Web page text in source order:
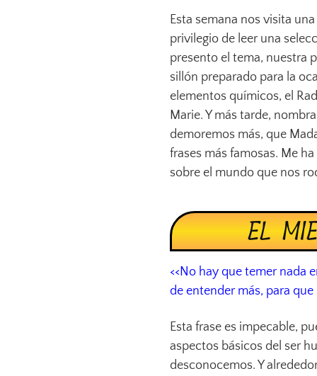
Esta semana nos visita
privilegio de leer una
presento el tema, nuestra
sillón preparado para la
elementos químicos, el
Marie. Y más tarde,
demoremos más, que
frases más famosas. Me
sobre el mundo que nos
EL
<<No hay que temer nada
de entender más, para
Esta frase es impecable,
aspectos básicos del ser
desconocemos. Y